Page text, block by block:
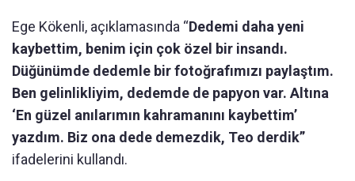
Ege Kökenli, açıklamasında “Dedemi daha yeni
kaybettim, benim için çok özel bir insandı.
Düğünümde dedemle bir fotoğrafımızı paylaştım.
Ben gelinlikliyim, dedemde de papyon var. Altına
‘En güzel anılarımın kahramanını kaybettim’
yazdım. Biz ona dede demezdik, Teo derdik”
ifadelerini kullandı.